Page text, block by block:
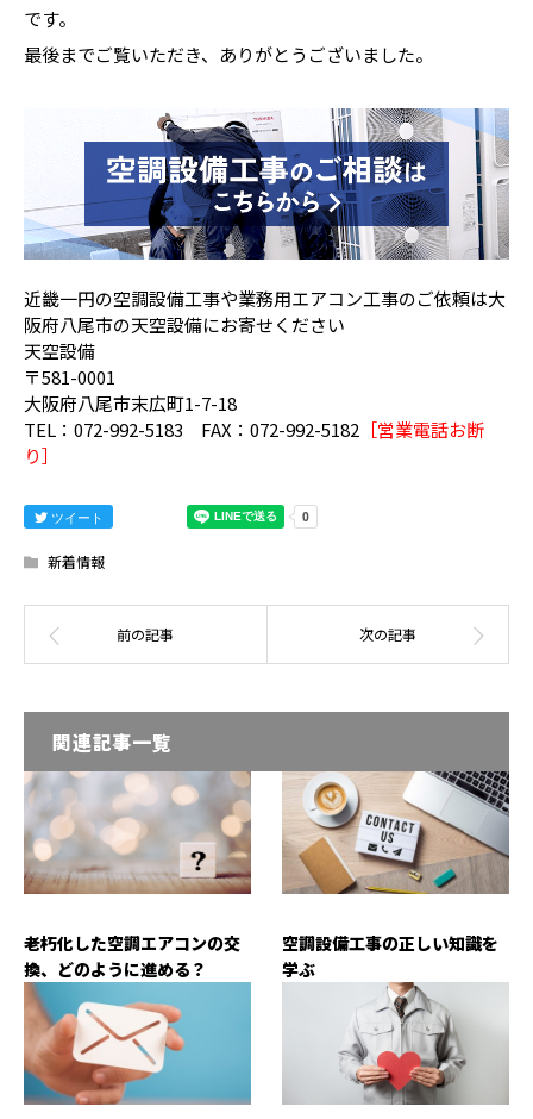
です。
最後までご覧いただき、ありがとうございました。
近畿一円の空調設備工事や業務用エアコン工事のご依頼は大
阪府八尾市の天空設備にお寄せください
天空設備
〒581-0001
大阪府八尾市末広町1-7-18
TEL：072-992-5183 FAX：072-992-5182 ［営業電話お断
り］
ツイート
新着情報
関連記事一覧
老朽化した空調エアコンの交
換、どのように進める？
空調設備工事の正しい知識を
学ぶ